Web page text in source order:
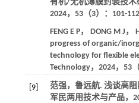
有机/无机薄膜封装技术
2024， 53（3）：101-
FENG E P， DONG M J ，
progress of organic/
technology for flexible
Technology， 2024， 53
[9]
范强，鲁远航. 浅谈高
军民两用技术与产品，